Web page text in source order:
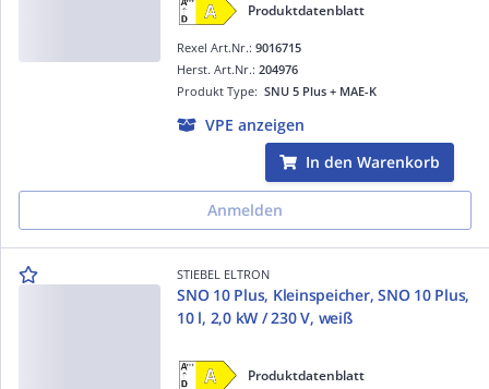
Produktdatenblatt
Rexel Art.Nr.: 9016715
Produkt Type: SNU 5 Plus + MAE-K
Herst. Art.Nr.: 204976
VPE anzeigen
In den Warenkorb
Anmelden
STIEBEL ELTRON
SNO 10 Plus, Kleinspeicher, SNO 10 Plus,
10 l, 2,0 kW / 230 V, weiß
Produktdatenblatt